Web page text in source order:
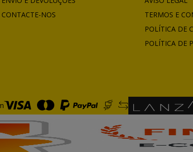
CONTACTE-NOS
TERMOS E
POLÍTICA DE
POLÍTICA DE